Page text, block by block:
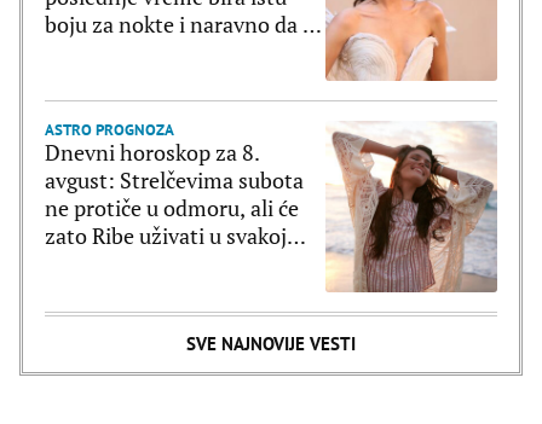
boju za nokte i naravno da je
ASTRO PROGNOZA
Dnevni horoskop za 8.
avgust: Strelčevima subota
ne protiče u odmoru, ali će
zato Ribe uživati u svakoj
SVE NAJNOVIJE VESTI